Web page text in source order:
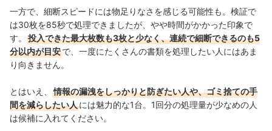
一方で、細断スピードには物足りなさを感じる可能性も。検証で
は30枚を85秒で処理できましたが、やや時間がかかった印象で
す。
投入できた最大枚数も3枚と少なく、連続で細断できるのも5
分以内が目安で、一度にたくさんの書類を処理したい人にはあま
り向きません。
とはいえ、
情報の漏洩をしっかりと防ぎたい人や、ゴミ捨ての手
間を減らしたい人には魅力的な1台。1回分の処理量が少なめの人
は候補に入れてください。